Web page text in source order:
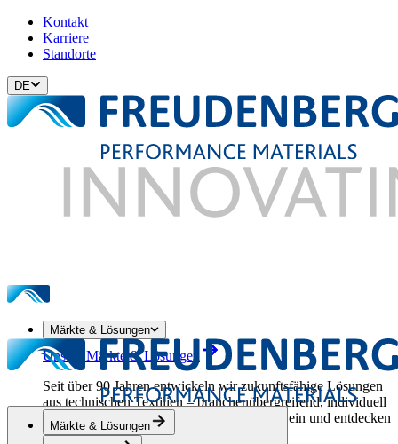
Kontakt
Karriere
Standorte
DE
Märkte & Lösungen
Unsere Märkte & Lösungen
Seit über 90 Jahren entwickeln wir zukunftsfähige Lösungen
aus technischen Textilien – branchenübergreifend, individuell
und mit technologischer Tiefe. Tauchen Sie ein und entdecken
unsere vielfältigen Anwendungen.
Märkte & Lösungen